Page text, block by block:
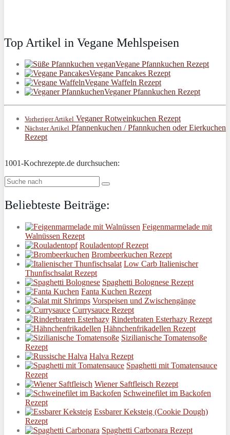
Top Artikel in Vegane Mehlspeisen
Vegane Pfannkuchen Rezept
Vegane Pancakes Rezept
Vegane Waffeln Rezept
Veganer Pfannkuchen Rezept
Vorheriger Artikel Veganer Rotweinkuchen Rezept
Nächster Artikel Pfannenkuchen / Pfannkuchen oder Eierkuchen
Rezept
1001-Kochrezepte.de durchsuchen:
Beliebteste Beiträge:
Feigenmarmelade mit
Walnüssen Rezept
Rouladentopf Rezept
Brombeerkuchen Rezept
Low Carb Italienischer
Thunfischsalat Rezept
Spaghetti Bolognese Rezept
Fanta Kuchen Rezept
Vorspeisen und Zwischengänge
Currysauce Rezept
Rinderbraten Esterhazy Rezept
Hähnchenfrikadellen Rezept
Sizilianische Tomatensoße
Rezept
Halva Rezept
Spaghetti mit Tomatensauce
Rezept
Wiener Saftfleisch Rezept
Schweinefilet im Backofen
Rezept
Essbarer Keksteig (Cookie Dough)
Rezept
Spaghetti Carbonara Rezept